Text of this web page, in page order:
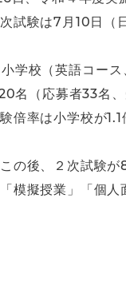
試験は7月10日（
学校（英語コー
名（応募者33名
倍率は小学校が
の後、２次試験
模擬授業」「個